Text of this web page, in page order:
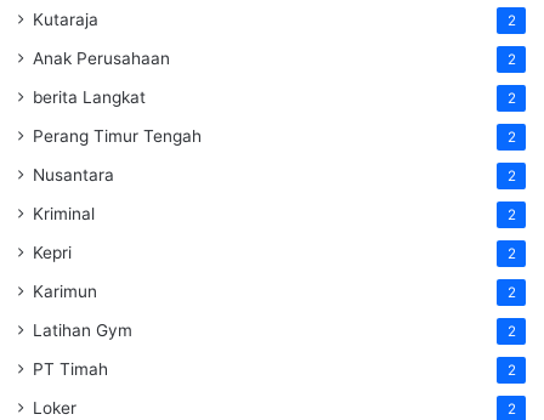
Kutaraja 2
Anak Perusahaan 2
berita Langkat 2
Perang Timur Tengah 2
Nusantara 2
Kriminal 2
Kepri 2
Karimun 2
Latihan Gym 2
PT Timah 2
Loker 2